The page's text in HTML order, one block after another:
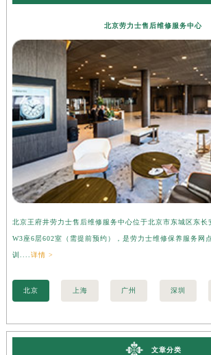
北京劳力士售后维修服务中心
北京王府井劳力士售后维修服务中心位于北京市东城区东长
W3座6层602室（需提前预约），是劳力士维修保养服务网
训.... 详情 >
北京 上海 广州 深圳
文章分类